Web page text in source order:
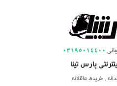
03195014400
پارس تینا
، خریدی عاقلانه